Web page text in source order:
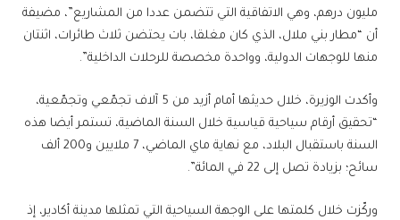
مليون درهم، وهي الاتفاقية التي تتضمن عددا من المشاريع”، مضيفة
أن “مطار بني ملال، الذي كان مغلقا، بات يحتضن ثلاث طائرات، اثنتان
منها للوجهات الدولية، وواحدة مخصصة للرحلات الداخلية”.
وأكدت الوزيرة، خلال حديثها أمام أزيد من 5 آلاف تجمّعي وتجمّعية،
“تحقيق أرقام سياحية قياسية خلال السنة الماضية، تستمر أيضا هذه
السنة باستقبال البلاد، مع نهاية ماي الماضي، 7 ملايين و200 ألف
سائح؛ بزيادة تصل إلى 22 في المائة”.
وركّزت خلال كلمتها على الوجهة السياحية التي تمثلها مدينة أكادير، إذ